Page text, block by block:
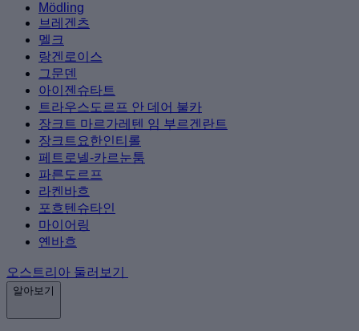
Mödling
브레겐츠
멜크
랑겐로이스
그문덴
아이젠슈타트
트라우스도르프 안 데어 불카
장크트 마르가레텐 임 부르겐란트
장크트요한인티롤
페트로넬-카르눈툼
파른도르프
라켄바흐
포흐텐슈타인
마이어링
옌바흐
오스트리아 둘러보기
알아보기